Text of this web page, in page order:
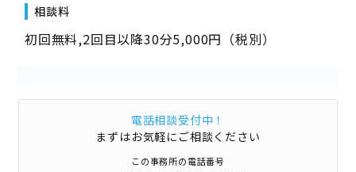
相談料
初回無料,2回目以降30分5,000円（税別）
電話相談受付中！
まずはお気軽にご相談ください
この事務所の電話番号